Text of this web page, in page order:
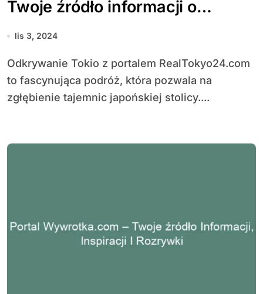
Twoje źródło informacji o
japońskiej stolicy
lis 3, 2024
Odkrywanie Tokio z portalem RealTokyo24.com
to fascynująca podróż, która pozwala na
zgłębienie tajemnic japońskiej stolicy....